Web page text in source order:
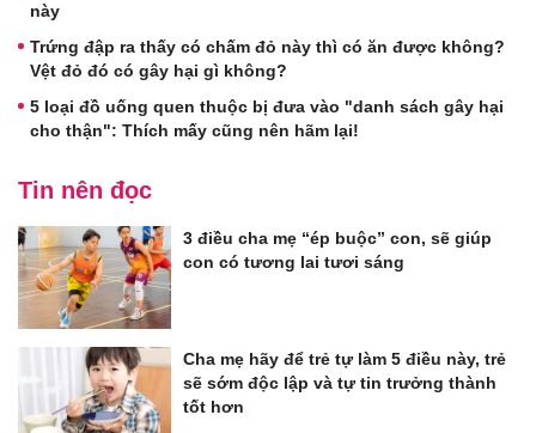
này
Trứng đập ra thấy có chấm đỏ này thì có ăn được không?
Vệt đỏ đó có gây hại gì không?
5 loại đồ uống quen thuộc bị đưa vào "danh sách gây hại
cho thận": Thích mấy cũng nên hãm lại!
Tin nên đọc
3 điều cha mẹ “ép buộc” con, sẽ giúp
con có tương lai tươi sáng
Cha mẹ hãy để trẻ tự làm 5 điều này, trẻ
sẽ sớm độc lập và tự tin trưởng thành
tốt hơn